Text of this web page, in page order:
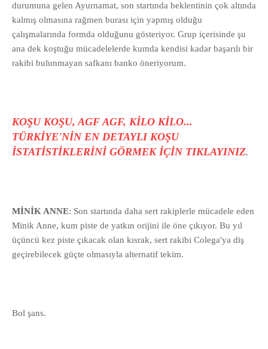
durumuna gelen Ayurnamat, son startında beklentinin çok altında
kalmış olmasına rağmen burası için yapmış olduğu
çalışmalarında formda olduğunu gösteriyor. Grup içerisinde şu
ana dek koştuğu mücadelelerde kumda kendisi kadar başarılı bir
rakibi bulunmayan safkanı banko öneriyorum.
KOŞU KOŞU, AGF AGF, KİLO KİLO...
TÜRKİYE'NİN EN DETAYLI KOŞU
İSTATİSTİKLERİNİ GÖRMEK İÇİN TIKLAYINIZ.
MİNİK ANNE: Son startında daha sert rakiplerle mücadele eden
Minik Anne, kum piste de yatkın orijini ile öne çıkıyor. Bu yıl
üçüncü kez piste çıkacak olan kısrak, sert rakibi Colega'ya diş
geçirebilecek güçte olmasıyla alternatif tekim.
Bol şans.